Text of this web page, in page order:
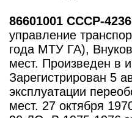
86601001 CCCP-
управление
года МТУ ГА),
мест. Произведен в
Зарегистрирован 5
эксплуатации
мест. 27 октября